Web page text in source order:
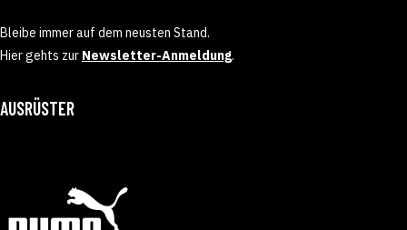
Bleibe immer auf dem neusten Stand.
Hier gehts zur Newsletter-Anmeldung.
AUSRÜSTER